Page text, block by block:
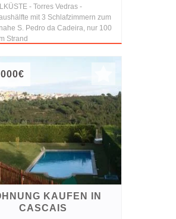
- Torres Vedras -
mit 3 Schlafzimmern zum
S. Pedro da Cadeira, nur 100
Strand
KAUFEN IN
CASCAIS